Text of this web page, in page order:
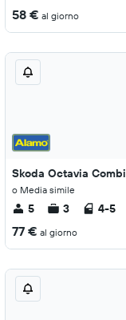
58 € al giorno
Skoda Octavia Combi
o Media simile
5 3 4-5
77 € al giorno